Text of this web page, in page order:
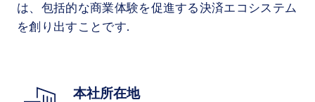
は、包括的な商業体験を促進する決済エコシステム
を創り出すことです.
本社所在地